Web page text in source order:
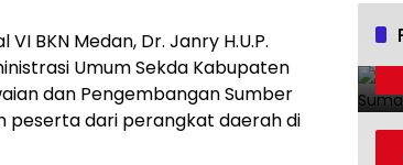
BKN Medan, Dr. Janry H.U.P.
Umum Sekda Kabupaten
dan Pengembangan Sumber
peserta dari perangkat daerah di